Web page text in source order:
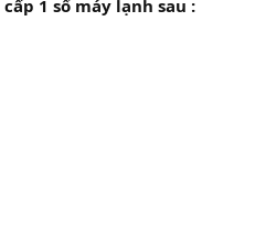
1 số máy lạnh sau :